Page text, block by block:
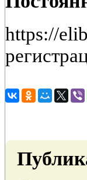
https://